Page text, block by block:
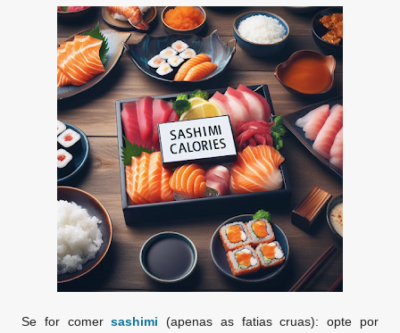
Se for comersashimi (apenas as fatias cruas): opte por